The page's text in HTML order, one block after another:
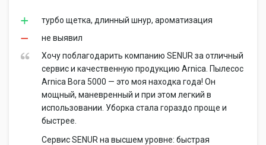
турбо щетка, длинный шнур, ароматизация
не выявил
Хочу поблагодарить компанию SENUR за отличный
сервис и качественную продукцию Arnica. Пылесос
Arnica Bora 5000 — это моя находка года! Он
мощный, маневренный и при этом легкий в
использовании. Уборка стала гораздо проще и
быстрее.
Сервис SENUR на высшем уровне: быстрая